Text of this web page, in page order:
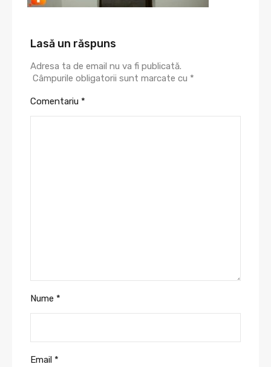
Lasă un răspuns
Adresa ta de email nu va fi publicată.
Câmpurile obligatorii sunt marcate cu *
Comentariu *
Nume *
Email *